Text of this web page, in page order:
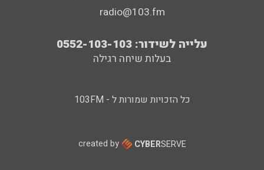
radio@103.fm
עלייה לשידור: 0552-103-103
בעלות שיחה רגילה
כל הזכויות שמורות ל - 103FM
created by CYBERSERVE